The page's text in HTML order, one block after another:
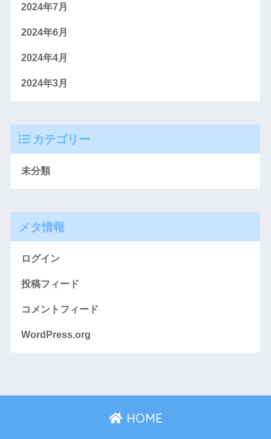
2024年7月
2024年6月
2024年4月
2024年3月
カテゴリー
未分類
メタ情報
ログイン
投稿フィード
コメントフィード
WordPress.org
HOME